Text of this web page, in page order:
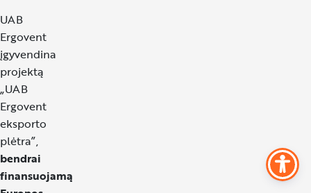
UAB
Ergovent
įgyvendina
projektą
„UAB
Ergovent
eksporto
plėtra”,
bendrai
finansuojamą